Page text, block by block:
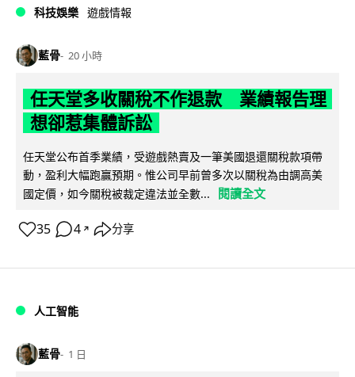
科技娛樂 遊戲情報
藍骨 20 小時
任天堂多收關稅不作退款 業績報告理
想卻惹集體訴訟
任天堂公布首季業績，受遊戲熱賣及一筆美國退還關稅款項帶
動，盈利大幅跑贏預期。惟公司早前曾多次以關稅為由調高美
國定價，如今關稅被裁定違法並全數...
閱讀全文
35 4 ↗ 分享
人工智能
藍骨 1 日